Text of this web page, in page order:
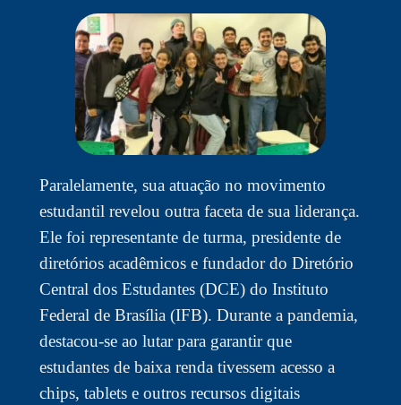
Paralelamente, sua atuação no movimento
estudantil revelou outra faceta de sua liderança.
Ele foi representante de turma, presidente de
diretórios acadêmicos e fundador do Diretório
Central dos Estudantes (DCE) do Instituto
Federal de Brasília (IFB). Durante a pandemia,
destacou-se ao lutar para garantir que
estudantes de baixa renda tivessem acesso a
chips, tablets e outros recursos digitais